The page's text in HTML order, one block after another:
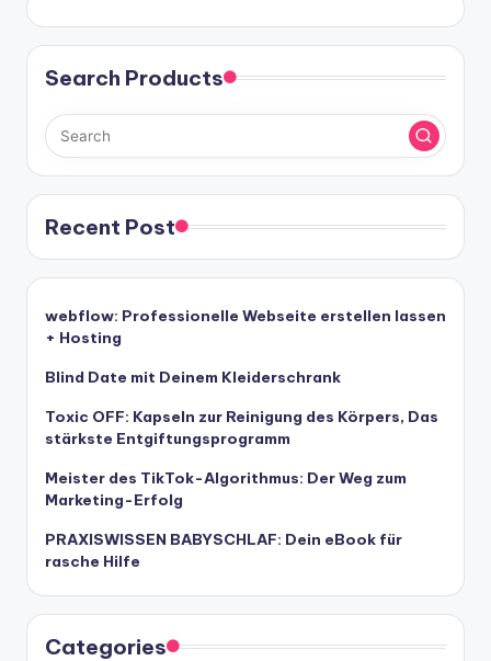
Search Products
Recent Post
webflow: Professionelle Webseite erstellen lassen
+ Hosting
Blind Date mit Deinem Kleiderschrank
Toxic OFF: Kapseln zur Reinigung des Körpers, Das
stärkste Entgiftungsprogramm
Meister des TikTok-Algorithmus: Der Weg zum
Marketing-Erfolg
PRAXISWISSEN BABYSCHLAF: Dein eBook für
rasche Hilfe
Categories